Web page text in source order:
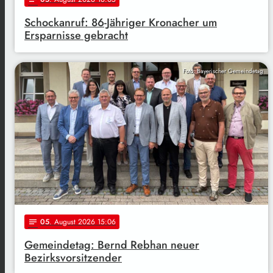
Schockanruf: 86-Jähriger Kronacher um
Ersparnisse gebracht
Foto: Bayerischer Gemeindetag
notes 05. August 2026 15:06
Gemeindetag: Bernd Rebhan neuer
Bezirksvorsitzender